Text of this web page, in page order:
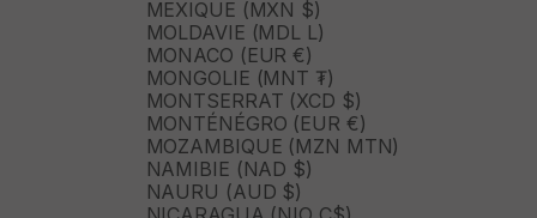
MEXIQUE (MXN $)
MOLDAVIE (MDL L)
MONACO (EUR €)
MONGOLIE (MNT ₮)
MONTSERRAT (XCD $)
MONTÉNÉGRO (EUR €)
MOZAMBIQUE (MZN MTN)
NAMIBIE (NAD $)
NAURU (AUD $)